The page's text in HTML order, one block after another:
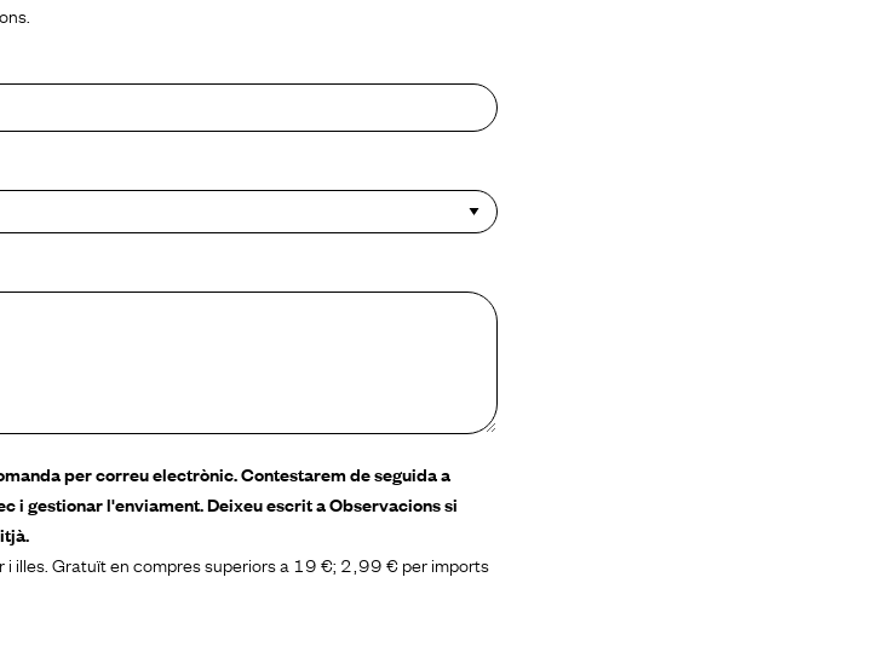
per correu electrònic. Contestarem de seguida a
gestionar l'enviament. Deixeu escrit a Observacions si
illes. Gratuït en compres superiors a 19 €; 2,99 € per imports